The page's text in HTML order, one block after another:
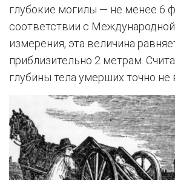
глубокие могилы — не менее 6
соответствии с
измерения, эта величина
приблизительно 2 метрам.
глубины тела умерших точно